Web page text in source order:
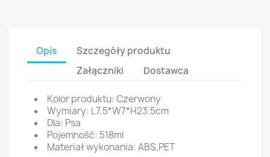
Opis
Szczegóły produktu
Załączniki
Dostawca
Kolor produktu: Czerwony
Wymiary: L7.5*W7*H23.5cm
Dla: Psa
Pojemność: 518ml
Materiał wykonania: ABS,PET